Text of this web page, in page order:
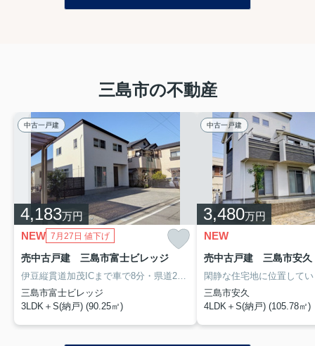
三島市で一戸建て購入時の注意点
ではないでしょうか。家を手に入れ
る喜びと同時に、ランニングコスト
2026.05.18
三島市の不動産購入で住環境はどう
評価される？評判や利便性も詳...
三島市で不動産の購入を考えている
方へ、気になる住環境や街の評判に
ついて詳しくご紹介します。新しい
暮らしを始めるうえで、「どんな環
境で生活できるのか」「実際に住ん
でいる人からの評価はどうか」は大
切な...
2026.05.17
三島市で資産価値が落ちにくいマン
三島市の不動産
中古一戸建
4,183万円
NEW 7月27日 値下げ
売中古戸建 三島市富士ビレッジ
伊豆縦貫道加茂ICまで車で8分・県道21号三島裾野線まで車で4分です。近くに谷田幸原線も走っています。多方面へのアクセス良好です。
三島市富士ビレッジ
3LDK＋S(納戸) (90.25㎡)
中古一戸建
3,480万円
NEW
売中古戸建 三島市安久
閑静な住宅地に位置して
三島市安久
4LDK＋S(納戸) (105.78㎡)